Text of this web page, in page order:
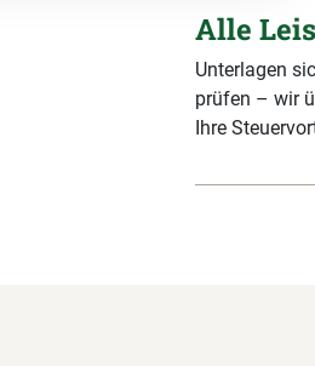
Alle
Unterlagen
prüfen – wir
Ihre